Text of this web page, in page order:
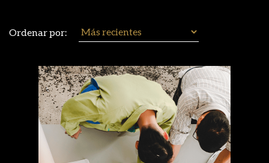
Ordenar por: